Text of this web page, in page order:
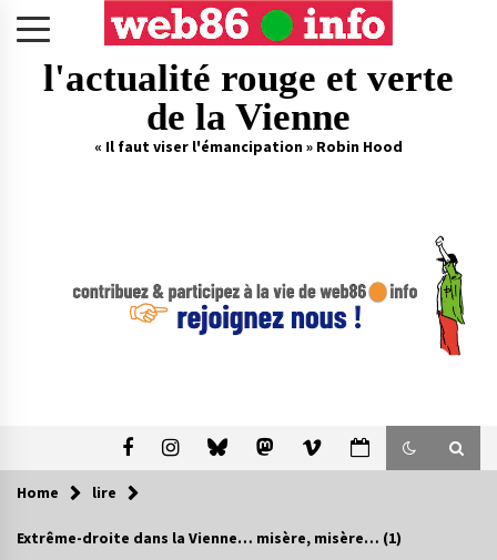
l'actualité rouge et verte
de la Vienne
« Il faut viser l'émancipation » Robin Hood
Home lire
Extrême-droite dans la Vienne… misère, misère… (1)